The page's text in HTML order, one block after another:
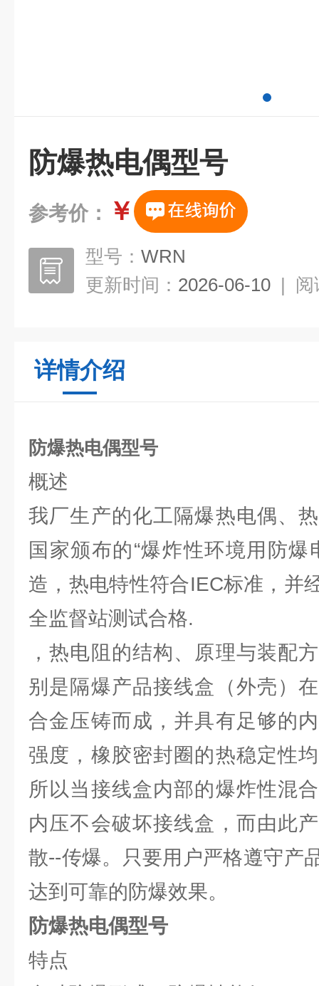
防爆热电偶型号
参考价： ￥
型号： WRN
更新时间： 2026-06-10 | 阅
详情介绍
防爆热电偶型号
概述
我厂生产的化工隔爆热电偶、
国家颁布的“爆炸性环境用防爆
造，热电特性符合IEC标准，并
全监督站测试合格.
，热电阻的结构、原理与装配
别是隔爆产品接线盒（外壳）
合金压铸而成，并具有足够的
强度，橡胶密封圈的热稳定性
所以当接线盒内部的爆炸性混
内压不会破坏接线盒，而由此
散--传爆。只要用户严格遵守产
达到可靠的防爆效果。
防爆热电偶型号
特点